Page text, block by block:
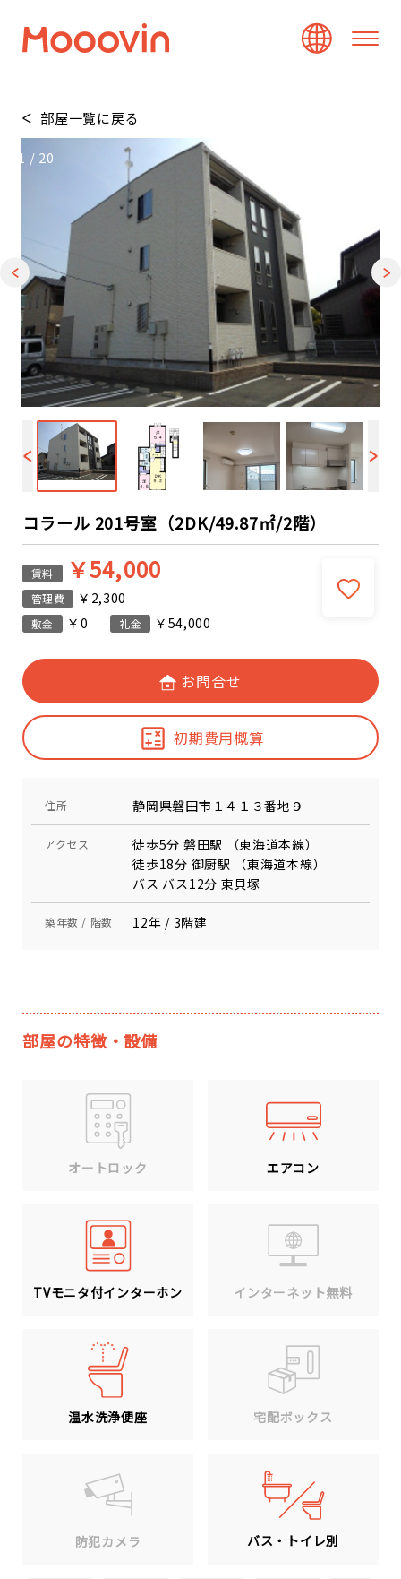
部屋一覧に戻る
1 / 20
コラール 201号室（2DK/49.87㎡/2階）
賃料 ￥54,000
管理費 ￥2,300
敷金 ￥0 礼金 ￥54,000
お問合せ
初期費用概算
住所 静岡県磐田市１４１３番地９
アクセス
徒歩5分 磐田駅 （東海道本線）
徒歩18分 御厨駅 （東海道本線）
バス バス12分 東貝塚
築年数 / 階数 12年 / 3階建
部屋の特徴・設備
オートロック エアコン
TVモニタ付インターホン インターネット無料
温水洗浄便座 宅配ボックス
防犯カメラ バス・トイレ別